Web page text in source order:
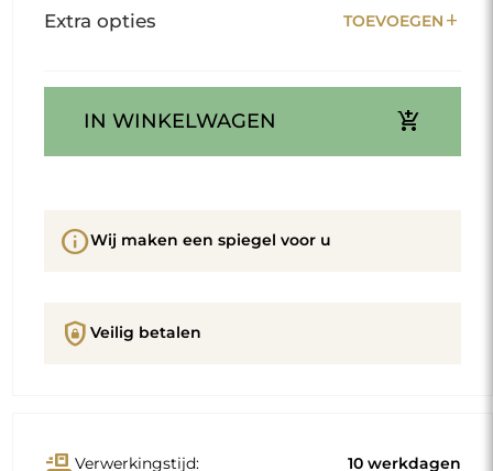
Extra opties TOEVOEGEN add
IN WINKELWAGEN add_shopping_cart
infoWij maken een spiegel voor u
shield_lock Veilig betalen
Verwerkingstijd: 10 werkdagen